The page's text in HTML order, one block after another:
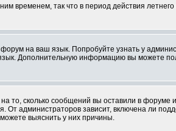
временем, так что в период действия
на ваш язык. Попробуйте узнать у
Дополнительную информацию вы можете
то, сколько сообщений вы оставили в форуме
администраторов зависит, включена ли
выяснить у них причины.